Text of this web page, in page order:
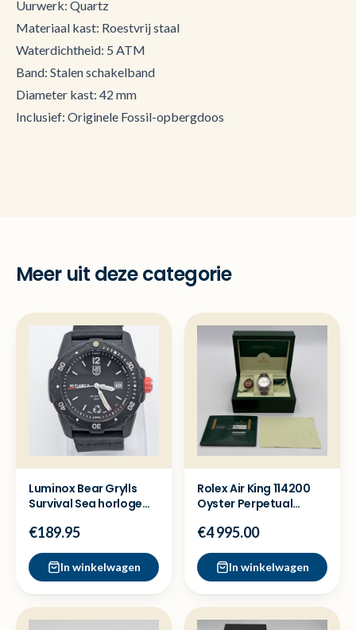
Uurwerk: Quartz
Materiaal kast: Roestvrij staal
Waterdichtheid: 5 ATM
Band: Stalen schakelband
Diameter kast: 42 mm
Inclusief: Originele Fossil-opbergdoos
Meer uit deze categorie
Luminox Bear Grylls
Survival Sea horloge
€189.95
In winkelwagen
Rolex Air King 114200
Oyster Perpetual
€4 995.00
In winkelwagen